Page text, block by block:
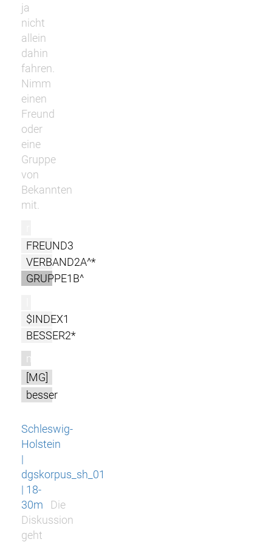
ja
nicht
allein
dahin
fahren.
Nimm
einen
Freund
oder
eine
Gruppe
von
Bekannten
mit.
FREUND3
VERBAND2A^*
GRUPPE1B^
$INDEX1
BESSER2*
m
[MG]
besser
Schleswig-
Holstein
|
dgskorpus_sh_01
| 18-
30m
Die
Diskussion
geht